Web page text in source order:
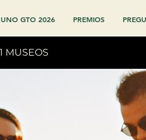
GTO 2026 PREMIOS
MUSEOS